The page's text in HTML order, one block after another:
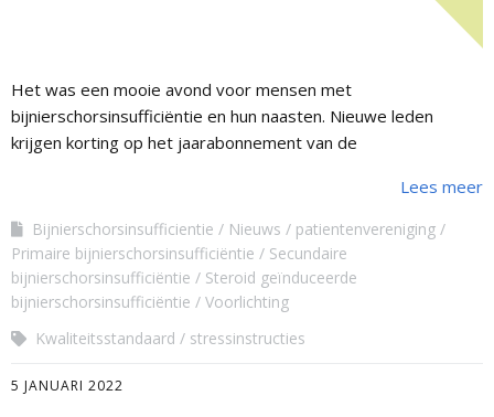
Het was een mooie avond voor mensen met
bijnierschorsinsufficiëntie en hun naasten. Nieuwe leden
krijgen korting op het jaarabonnement van de
Lees meer
Bijnierschorsinsufficientie Nieuws
patientenvereniging
Primaire bijnierschorsinsufficiëntie
Secundaire
bijnierschorsinsufficiëntie
Steroid geïnduceerde
bijnierschorsinsufficiëntie
Voorlichting
Kwaliteitsstandaard
stressinstructies
5 JANUARI 2022